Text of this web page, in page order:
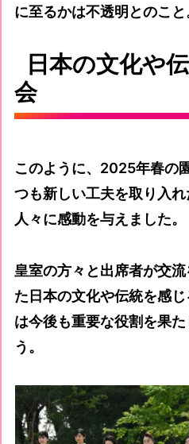
に至るかは不透明とのこと
日本の文化や
会
このように、2025年春の
つも新しい工夫を取り入
人々に感動を与えました。
皇室の方々と出席者が交
た日本の文化や伝統を感
は今後も重要な役割を果
う。